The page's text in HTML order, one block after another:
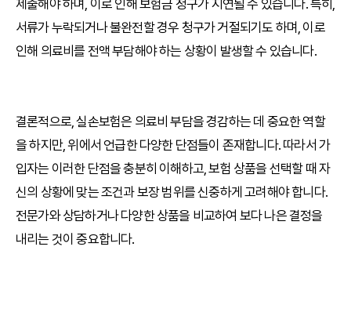
제출해야 하며, 이로 인해 보험금 청구가 지연될 수 있습니다. 특히,
서류가 누락되거나 불완전할 경우 청구가 거절되기도 하며, 이로
인해 의료비를 전액 부담해야 하는 상황이 발생할 수 있습니다.
결론적으로, 실손보험은 의료비 부담을 경감하는 데 중요한 역할
을 하지만, 위에서 언급한 다양한 단점들이 존재합니다. 따라서 가
입자는 이러한 단점을 충분히 이해하고, 보험 상품을 선택할 때 자
신의 상황에 맞는 조건과 보장 범위를 신중하게 고려해야 합니다.
전문가와 상담하거나 다양한 상품을 비교하여 보다 나은 결정을
내리는 것이 중요합니다.